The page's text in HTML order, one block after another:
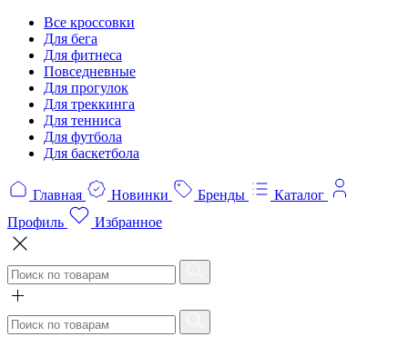
Все кроссовки
Для бега
Для фитнеса
Повседневные
Для прогулок
Для треккинга
Для тенниса
Для футбола
Для баскетбола
Главная Новинки Бренды
Каталог
Профиль
Избранное